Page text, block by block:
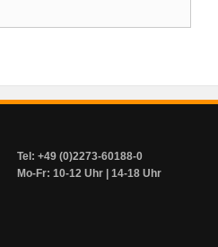
Tel: +49 (0)2273-60188-0
Mo-Fr: 10-12 Uhr | 14-18 Uhr